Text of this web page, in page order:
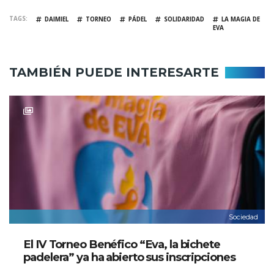
TAGS DAIMIEL TORNEO PÁDEL SOLIDARIDAD
LA MAGIA DE
EVA
TAMBIÉN PUEDE INTERESARTE
Sociedad
El IV Torneo Benéfico “Eva, la bichete
padelera” ya ha abierto sus inscripciones